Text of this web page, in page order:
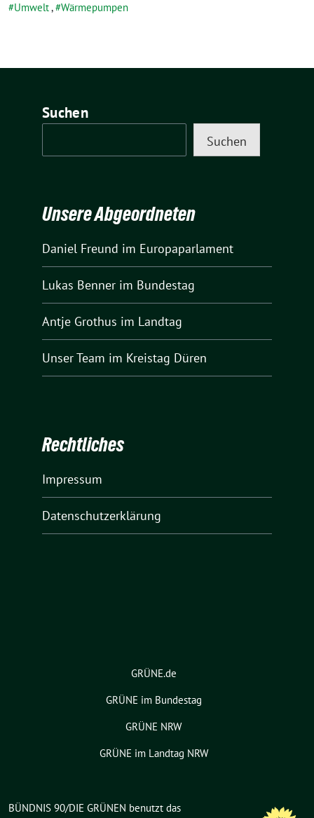
Umwelt, Wärmepumpen
Suchen
Suchen
Unsere Abgeordneten
Daniel Freund im Europaparlament
Lukas Benner im Bundestag
Antje Grothus im Landtag
Unser Team im Kreistag Düren
Rechtliches
Impressum
Datenschutzerklärung
GRÜNE.de
GRÜNE im Bundestag
GRÜNE NRW
GRÜNE im Landtag NRW
BÜNDNIS 90/DIE GRÜNEN benutzt das